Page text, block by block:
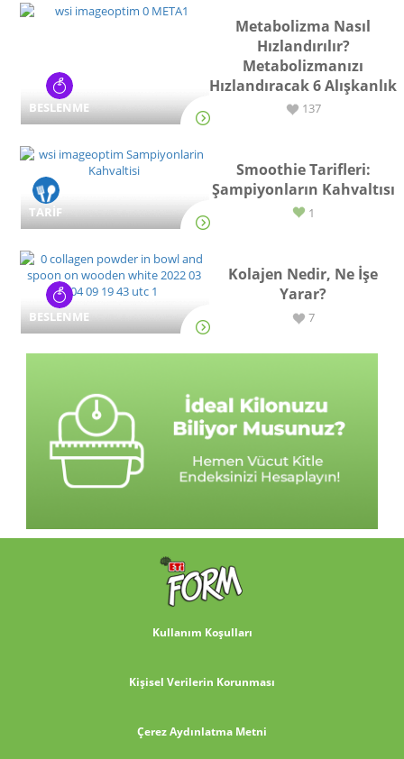
BESLENME
Metabolizma Nasıl
Hızlandırılır?
Metabolizmanızı
Hızlandıracak 6 Alışkanlık
137
TARİF
Smoothie Tarifleri:
Şampiyonların Kahvaltısı
1
BESLENME
Kolajen Nedir, Ne İşe
Yarar?
7
Kullanım Koşulları
Kişisel Verilerin Korunması
Çerez Aydınlatma Metni